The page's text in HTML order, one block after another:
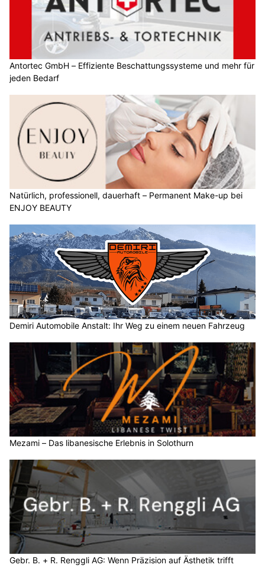
Antortec GmbH – Effiziente Beschattungssysteme und mehr für
jeden Bedarf
Natürlich, professionell, dauerhaft – Permanent Make-up bei
ENJOY BEAUTY
Demiri Automobile Anstalt: Ihr Weg zu einem neuen Fahrzeug
Mezami – Das libanesische Erlebnis in Solothurn
Gebr. B. + R. Renggli AG: Wenn Präzision auf Ästhetik trifft